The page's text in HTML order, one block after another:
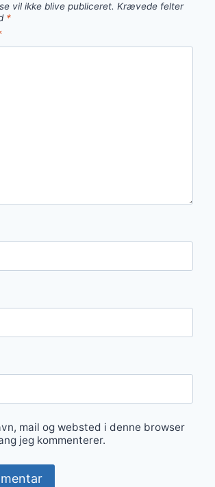
vil ikke blive publiceret. Krævede felter
*
mail og websted i denne browser
jeg kommenterer.